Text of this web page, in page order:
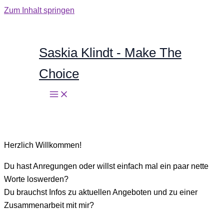
Zum Inhalt springen
Saskia Klindt - Make The
Choice
Herzlich Willkommen!
Du hast Anregungen oder willst einfach mal ein paar nette
Worte loswerden?
Du brauchst Infos zu aktuellen Angeboten und zu einer
Zusammenarbeit mit mir?